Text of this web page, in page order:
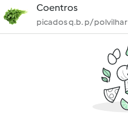
Coentros
picados q.b. p/ polvilhar